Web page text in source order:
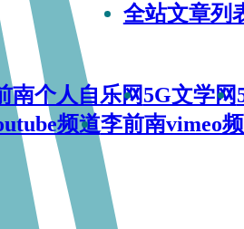
全站文章列
南个人自乐网5G文学网
频道李前南vimeo